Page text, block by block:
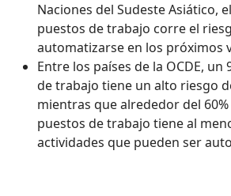
Naciones del Sudeste Asiático,
puestos de trabajo corre el
automatizarse en los próximos
Entre los países de la OCDE, un
de trabajo tiene un alto riesgo
mientras que alrededor del
puestos de trabajo tiene al
actividades que pueden ser